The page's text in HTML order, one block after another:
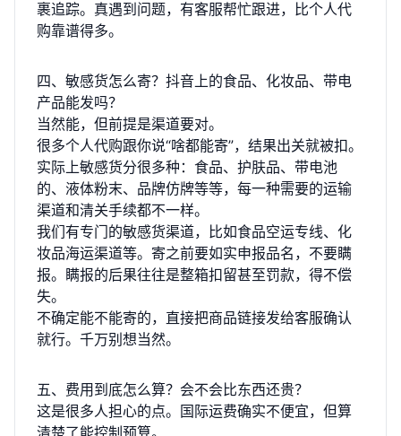
裹追踪。真遇到问题，有客服帮忙跟进，比个人代
购靠谱得多。
四、敏感货怎么寄？抖音上的食品、化妆品、带电
产品能发吗？
当然能，但前提是渠道要对。
很多个人代购跟你说“啥都能寄”，结果出关就被扣。
实际上敏感货分很多种：食品、护肤品、带电池
的、液体粉末、品牌仿牌等等，每一种需要的运输
渠道和清关手续都不一样。
我们有专门的敏感货渠道，比如食品空运专线、化
妆品海运渠道等。寄之前要如实申报品名，不要瞒
报。瞒报的后果往往是整箱扣留甚至罚款，得不偿
失。
不确定能不能寄的，直接把商品链接发给客服确认
就行。千万别想当然。
五、费用到底怎么算？会不会比东西还贵？
这是很多人担心的点。国际运费确实不便宜，但算
清楚了能控制预算。